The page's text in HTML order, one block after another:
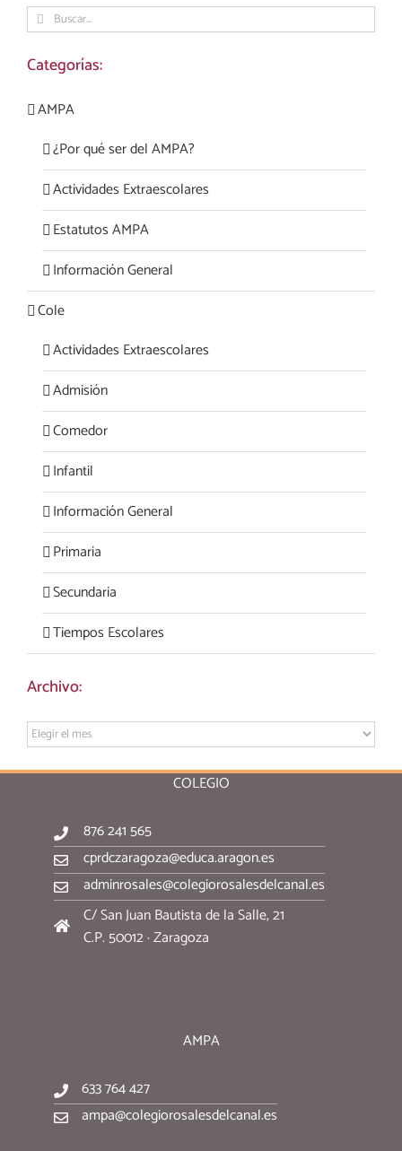
Buscar:
Categorías:
AMPA
¿Por qué ser del AMPA?
Actividades Extraescolares
Estatutos AMPA
Información General
Cole
Actividades Extraescolares
Admisión
Comedor
Infantil
Información General
Primaria
Secundaria
Tiempos Escolares
Archivo:
Archivo:
COLEGIO
876 241 565
cprdczaragoza@educa.aragon.es
adminrosales@colegiorosalesdelcanal.es
C/ San Juan Bautista de la Salle, 21
C.P. 50012 · Zaragoza
AMPA
633 764 427
ampa@colegiorosalesdelcanal.es